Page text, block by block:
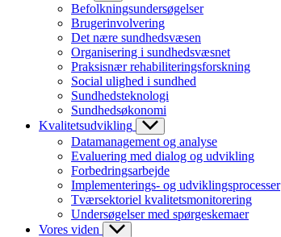
Befolkningsundersøgelser
Brugerinvolvering
Det nære sundhedsvæsen
Organisering i sundhedsvæsnet
Praksisnær rehabiliteringsforskning
Social ulighed i sundhed
Sundhedsteknologi
Sundhedsøkonomi
Kvalitetsudvikling
Datamanagement og analyse
Evaluering med dialog og udvikling
Forbedringsarbejde
Implementerings- og udviklingsprocesser
Tværsektoriel kvalitetsmonitorering
Undersøgelser med spørgeskemaer
Vores viden